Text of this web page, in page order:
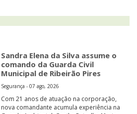
Sandra Elena da Silva assume o
comando da Guarda Civil
Municipal de Ribeirão Pires
Segurança - 07 ago, 2026
Com 21 anos de atuação na corporação,
nova comandante acumula experiência na